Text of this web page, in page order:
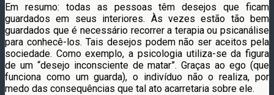
Em resumo: todas as pessoas têm desejos que ficam
guardados em seus interiores. Às vezes estão tão bem
guardados que é necessário recorrer a terapia ou psicanálise
para conhecê-los. Tais desejos podem não ser aceitos pela
sociedade. Como exemplo, a psicologia utiliza-se da figura
de um “desejo inconsciente de matar”. Graças ao ego (que
funciona como um guarda), o indivíduo não o realiza, por
medo das consequências que tal ato acarretaria sobre ele.